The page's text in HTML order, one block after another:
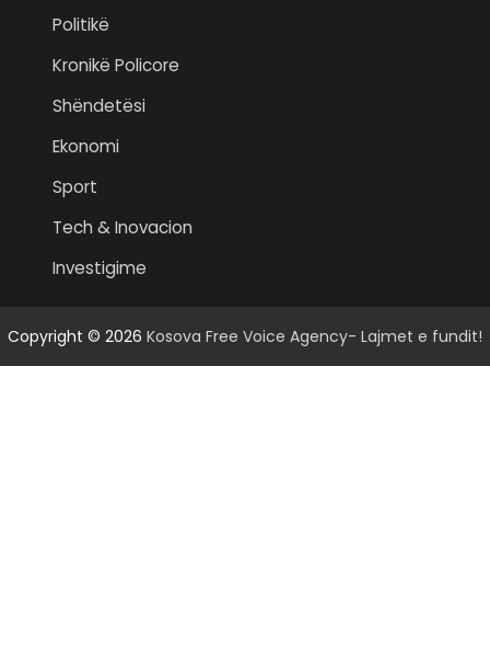
Politikë
Kronikë Policore
Shëndetësi
Ekonomi
Sport
Tech & Inovacion
Investigime